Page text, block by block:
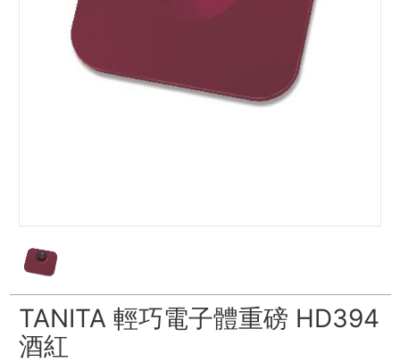
TANITA 輕巧電子體重磅 HD394
酒紅